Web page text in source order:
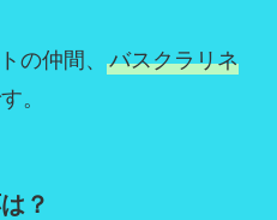
の仲間、 バスクラリネ
。
？